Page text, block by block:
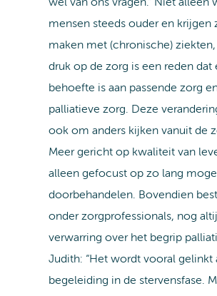
wel van ons vragen.” Niet alleen
mensen steeds ouder en krijgen
maken met (chronische)
druk op de zorg is een reden dat
behoefte is aan passende zorg
palliatieve zorg. Deze
ook om anders kijken vanuit de
Meer gericht op kwaliteit van
alleen gefocust op zo lang
doorbehandelen. Bovendien
onder zorgprofessionals, nog
verwarring over het begrip
Judith: “Het wordt vooral gelinkt
begeleiding in de stervensfase.